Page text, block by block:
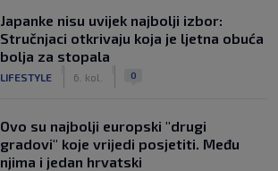
Japanke nisu uvijek najbolji izbor:
Stručnjaci otkrivaju koja je ljetna obuća
bolja za stopala
LIFESTYLE 6. kol. 0
Ovo su najbolji europski "drugi
gradovi" koje vrijedi posjetiti. Među
njima i jedan hrvatski